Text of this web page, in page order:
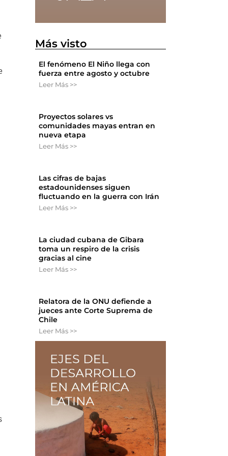
Más visto
El fenómeno El Niño llega con
fuerza entre agosto y octubre
Leer Más >>
Proyectos solares vs
comunidades mayas entran en
nueva etapa
Leer Más >>
Las cifras de bajas
estadounidenses siguen
fluctuando en la guerra con Irán
Leer Más >>
La ciudad cubana de Gibara
toma un respiro de la crisis
gracias al cine
Leer Más >>
Relatora de la ONU defiende a
jueces ante Corte Suprema de
Chile
Leer Más >>